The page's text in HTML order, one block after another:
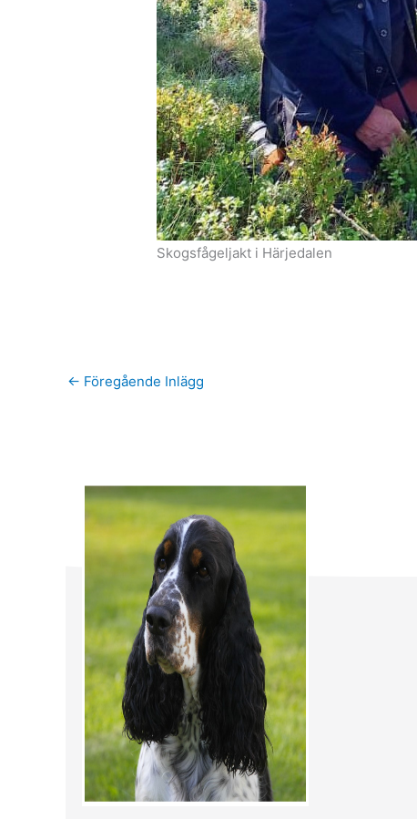
Skogsfågeljakt i Härjedalen
← Föregående Inlägg